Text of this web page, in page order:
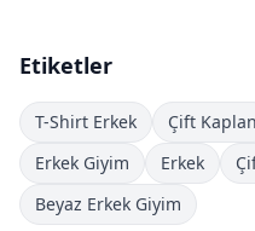
Etiketler
T-Shirt Erkek Çift Kaplan
Erkek Giyim
Erkek
Beyaz Erkek Giyim